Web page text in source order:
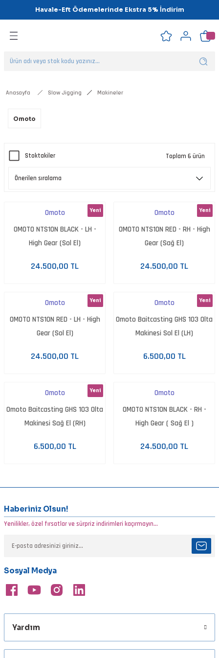
Havale-Eft Ödemelerinde Ekstra 5% İndirim
Geri Dön
Geri Dön
Geri Dön
Geri Dön
Geri Dön
Geri Dön
Anasayfa Slow Jigging Makineler
Omoto
Stoktakiler Toplam 6 ürün
Yeni
Omoto
OMOTO NTS10N BLACK - LH -
High Gear (Sol El)
24.500,00 TL
Yeni
Omoto
OMOTO NTS10N RED - RH - High
Gear (Sağ El)
24.500,00 TL
Yeni
Omoto
OMOTO NTS10N RED - LH - High
Gear (Sol El)
24.500,00 TL
Yeni
Omoto
Omoto Baitcasting GHS 103 Olta
Makinesi Sol El (LH)
6.500,00 TL
Yeni
Omoto
Omoto Baitcasting GHS 103 Olta
Makinesi Sağ El (RH)
6.500,00 TL
Omoto
OMOTO NTS10N BLACK - RH -
High Gear ( Sağ El )
24.500,00 TL
Haberiniz Olsun!
Yenilikler, özel fırsatlar ve sürpriz indirimleri kaçırmayın...
Sosyal Medya
Yardım